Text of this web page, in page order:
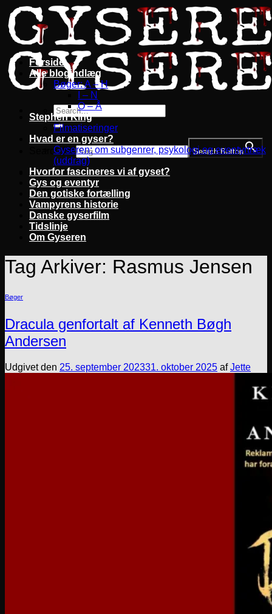
Fortsæt
til
indhold
Search for: Search Button
Forside
Alle blogindlæg
Bøger: A – H
I – N
O – Å
Stephen King
Filmatiseringer
Hvad er en gyser?
Gyseren: om subgenrer, psykologi og eventyrtræk
(uddrag)
Hvorfor fascineres vi af gyset?
Gys og eventyr
Den gotiske fortælling
Vampyrens historie
Danske gyserfilm
Tidslinje
Om Gyseren
Tag Arkiver: Rasmus Jensen
Bøger
Dracula genfortalt af Kenneth Bøgh
Andersen
Udgivet den 25. september 202331. oktober 2025 afJette